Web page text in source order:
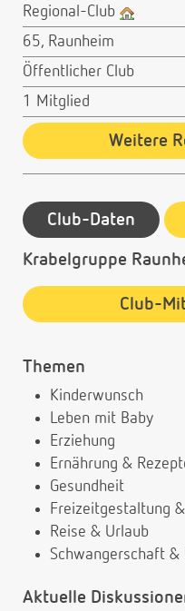
Regional-Club
65, Raunheim
Öffentlicher Club
1 Mitglied
Weitere
Club-Daten
Krabelgruppe
Club-
Themen
Kinderwunsch
Leben mit Baby
Erziehung
Ernährung &
Gesundheit
Freizeitgestaltung
Reise & Urlaub
Schwangerschaft &
Aktuelle